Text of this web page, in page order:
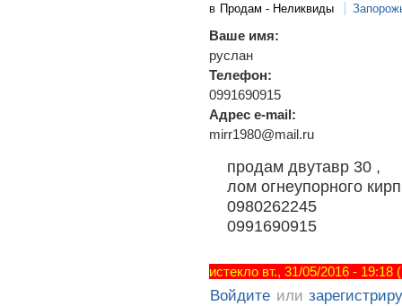
в Продам - Неликвиды
Ваше имя:
руслан
Телефон:
0991690915
Адрес e-mail:
mirr1980@mail.ru
продам двутавр 30 ,
лом огнеупорного
0980262245
0991690915
истекло вт., 31/05/2016 -
Войдите или